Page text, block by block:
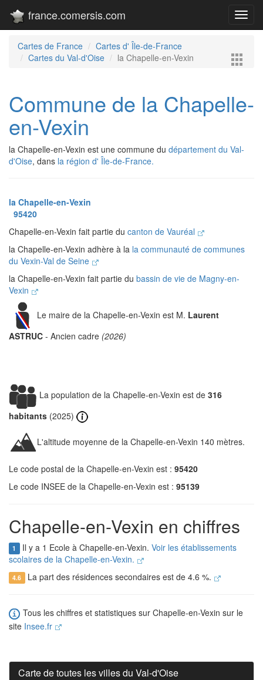
france.comersis.com
Cartes de France
Cartes d' Île-de-France
Cartes du Val-d'Oise
la Chapelle-en-Vexin
Commune de la Chapelle-
en-Vexin
la Chapelle-en-Vexin est une commune du département du Val-
d'Oise, dans la région d' Île-de-France.
la Chapelle-en-Vexin
95420
Chapelle-en-Vexin fait partie du canton de Vauréal
la Chapelle-en-Vexin adhère à la la communauté de communes
du Vexin-Val de Seine
la Chapelle-en-Vexin fait partie du bassin de vie de Magny-en-
Vexin
Le maire de la Chapelle-en-Vexin est M. Laurent
ASTRUC - Ancien cadre (2026)
La population de la Chapelle-en-Vexin est de 316
habitants (2025)
L'altitude moyenne de la Chapelle-en-Vexin 140 mètres.
Le code postal de la Chapelle-en-Vexin est : 95420
Le code INSEE de la Chapelle-en-Vexin est : 95139
Chapelle-en-Vexin en chiffres
1 Il y a 1 Ecole à Chapelle-en-Vexin. Voir les établissements
scolaires de la Chapelle-en-Vexin.
4.6 La part des résidences secondaires est de 4.6 %.
Tous les chiffres et statistiques sur Chapelle-en-Vexin sur le
site Insee.fr
Carte de toutes les villes du Val-d'Oise